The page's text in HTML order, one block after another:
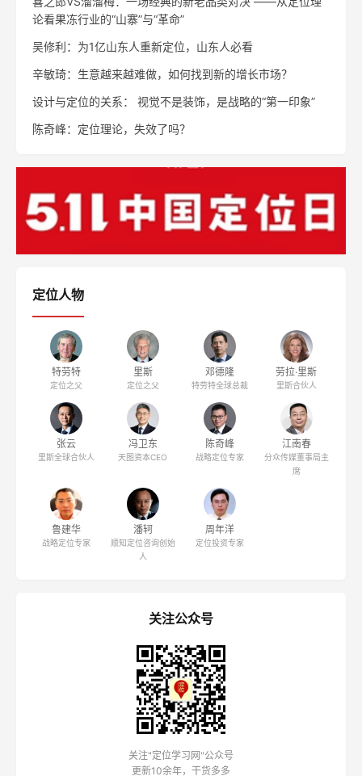
论看果冻行业的“山寨”与“革命”
吴修利：为1亿山东人重新定位，山东人必看
辛敏琦：生意越来越难做，如何找到新的增长市场？
设计与定位的关系： 视觉不是装饰，是战略的“第一印象”
陈奇峰：定位理论，失效了吗？
定位人物
特劳特
定位之父
里斯
定位之父
邓德隆
特劳特全球总裁
劳拉·里斯
里斯合伙人
张云
里斯全球合伙人
冯卫东
天图资本CEO
陈奇峰
战略定位专家
江南春
分众传媒董事局主
席
鲁建华
战略定位专家
潘轲
顺知定位咨询创始
人
周年洋
定位投资专家
关注公众号
关注"定位学习网"公众号
更新10余年，干货多多